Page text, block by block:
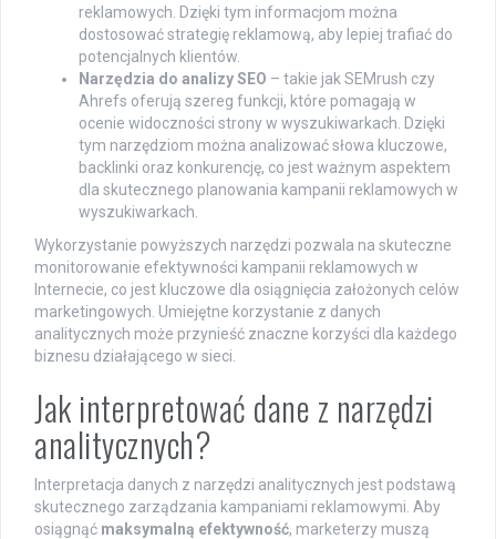
reklamowych. Dzięki tym informacjom można
dostosować strategię reklamową, aby lepiej trafiać do
potencjalnych klientów.
Narzędzia do analizy SEO – takie jak SEMrush czy
Ahrefs oferują szereg funkcji, które pomagają w
ocenie widoczności strony w wyszukiwarkach. Dzięki
tym narzędziom można analizować słowa kluczowe,
backlinki oraz konkurencję, co jest ważnym aspektem
dla skutecznego planowania kampanii reklamowych w
wyszukiwarkach.
Wykorzystanie powyższych narzędzi pozwala na skuteczne
monitorowanie efektywności kampanii reklamowych w
Internecie, co jest kluczowe dla osiągnięcia założonych celów
marketingowych. Umiejętne korzystanie z danych
analitycznych może przynieść znaczne korzyści dla każdego
biznesu działającego w sieci.
Jak interpretować dane z narzędzi
analitycznych?
Interpretacja danych z narzędzi analitycznych jest podstawą
skutecznego zarządzania kampaniami reklamowymi. Aby
osiągnąć maksymalną efektywność, marketerzy muszą